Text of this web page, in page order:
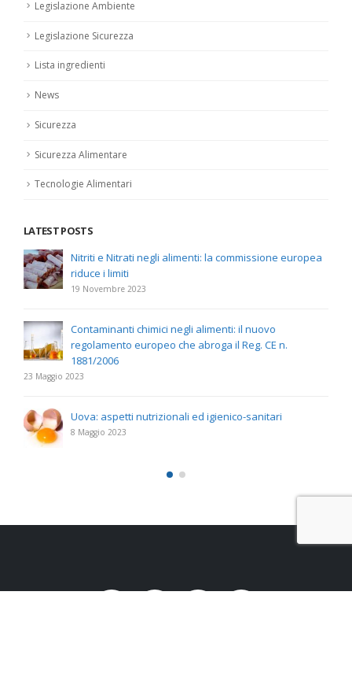
Legislazione Ambiente
Legislazione Sicurezza
Lista ingredienti
News
Sicurezza
Sicurezza Alimentare
Tecnologie Alimentari
LATEST POSTS
Nitriti e Nitrati negli alimenti: la commissione europea
riduce i limiti
19 Novembre 2023
Contaminanti chimici negli alimenti: il nuovo
regolamento europeo che abroga il Reg. CE n.
1881/2006
23 Maggio 2023
Uova: aspetti nutrizionali ed igienico-sanitari
8 Maggio 2023